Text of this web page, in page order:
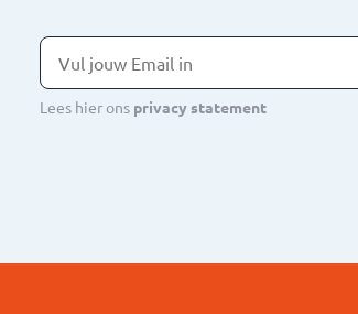
Lees hier onsprivacy statement